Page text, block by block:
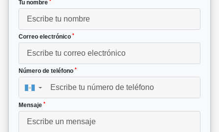
Tu nombre
Correo electrónico *
Número de teléfono *
▼
Mensaje *